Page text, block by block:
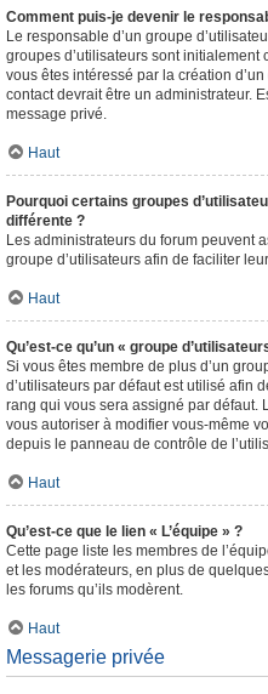
Comment puis-je devenir le
Le responsable d’un groupe
groupes d’utilisateurs sont initialement
vous êtes intéressé par la création
contact devrait être un administrateur.
message privé.
Haut
Pourquoi certains groupes
différente ?
Les administrateurs du forum peuvent
groupe d’utilisateurs afin de faciliter
Haut
Qu’est-ce qu’un « groupe
Si vous êtes membre de plus d’un
d’utilisateurs par défaut est utilisé afin
rang qui vous sera assigné par défaut.
vous autoriser à modifier vous-même
depuis le panneau de contrôle de
Haut
Qu’est-ce que le lien « L’équipe » ?
Cette page liste les membres de
et les modérateurs, en plus de
les forums qu’ils modèrent.
Haut
Messagerie privée